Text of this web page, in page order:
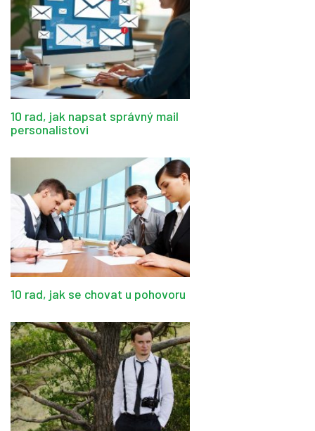
10 rad, jak napsat správný mail
personalistovi
10 rad, jak se chovat u pohovoru